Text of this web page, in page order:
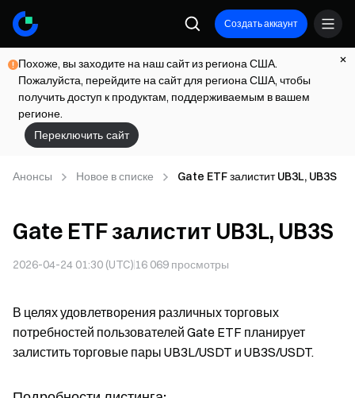
Создать аккаунт
Похоже, вы заходите на наш сайт из региона США.
Пожалуйста, перейдите на сайт для региона США, чтобы
получить доступ к продуктам, поддерживаемым в вашем
регионе.
Переключить сайт
Анонсы Новое в списке Gate ETF залистит UB3L, UB3S
Gate ETF залистит UB3L, UB3S
2026-04-24 01:30 (UTC) 16 069 просмотры
В целях удовлетворения различных торговых
потребностей пользователей Gate ETF планирует
залистить торговые пары UB3L/USDT и UB3S/USDT.